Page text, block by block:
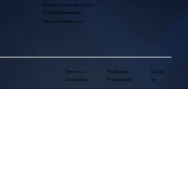
Termos e
Condições
Política de
Privacidade
Cooki
es
time@tuccimei.com
Envie seu currículo para a
Tuccimei Branding: